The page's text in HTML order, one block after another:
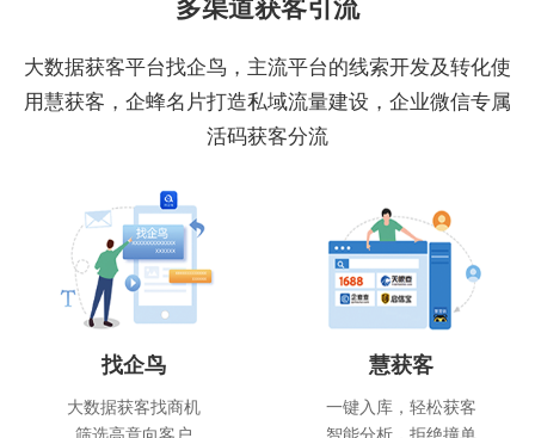
多渠道获客引流
大数据获客平台找企鸟，主流平台的线索开发及转化使
用慧获客，企蜂名片打造私域流量建设，企业微信专属
活码获客分流
找企鸟
大数据获客找商机
筛选高意向客户
慧获客
一键入库，轻松获客
智能分析，拒绝撞单